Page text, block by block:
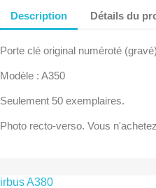
Description Détails du
Porte clé original numéroté
Modèle : A350
Seulement 50 exemplaires.
Photo recto-verso. Vous